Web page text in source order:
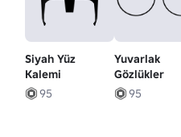
Siyah Yüz
Kalemi
95
Yuvarlak
Gözlükler
95